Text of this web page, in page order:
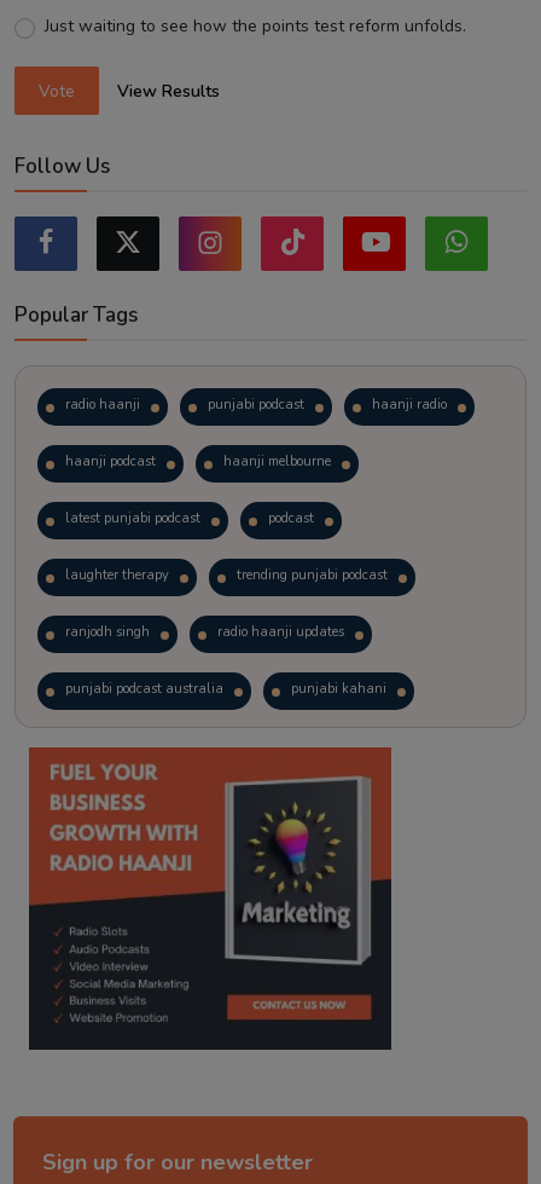
Just waiting to see how the points test reform unfolds.
Vote View Results
Follow Us
Popular Tags
radio haanji punjabi podcast haanji radio
haanji podcast haanji melbourne
latest punjabi podcast podcast
laughter therapy trending punjabi podcast
ranjodh singh radio haanji updates
punjabi podcast australia punjabi kahani
kitaab kahani punjabi story
Sign up for our newsletter